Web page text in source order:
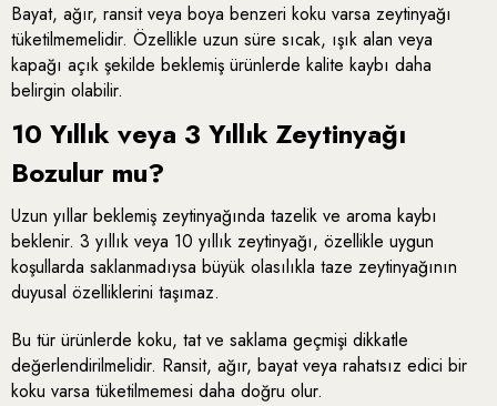
Bayat, ağır, ransit veya boya benzeri koku varsa zeytinyağı
tüketilmemelidir. Özellikle uzun süre sıcak, ışık alan veya
kapağı açık şekilde beklemiş ürünlerde kalite kaybı daha
belirgin olabilir.
10 Yıllık veya 3 Yıllık Zeytinyağı
Bozulur mu?
Uzun yıllar beklemiş zeytinyağında tazelik ve aroma kaybı
beklenir. 3 yıllık veya 10 yıllık zeytinyağı, özellikle uygun
koşullarda saklanmadıysa büyük olasılıkla taze zeytinyağının
duyusal özelliklerini taşımaz.
Bu tür ürünlerde koku, tat ve saklama geçmişi dikkatle
değerlendirilmelidir. Ransit, ağır, bayat veya rahatsız edici bir
koku varsa tüketilmemesi daha doğru olur.